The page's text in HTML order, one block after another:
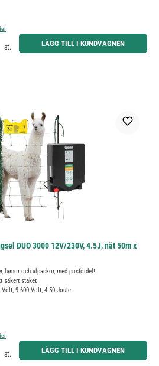
använd knapparna för att öka eller minska kvantiteten.
st. LÄGG TILL I KUNDVAGNEN
DUO 3000 12V/230V, 4.5J, nät 50m x
lamor och alpackor, med prisfördel!
säkert staket
9.600 Volt, 4.50 Joule
använd knapparna för att öka eller minska kvantiteten.
st. LÄGG TILL I KUNDVAGNEN